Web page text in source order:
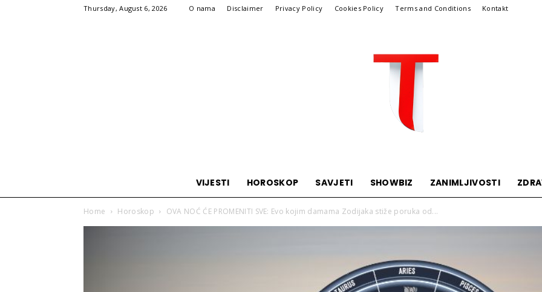
Thursday, August 6, 2026 O nama Disclaimer Privacy Policy Cookies Policy Terms and Conditions Kontakt
Telegraf
Portal
VIJESTI HOROSKOP SAVJETI SHOWBIZ ZANIMLJIVOSTI
Home Horoskop OVA NOĆ ĆE PROMENITI SVE: Evo kojim damama Zodijaka stiže poruka od...